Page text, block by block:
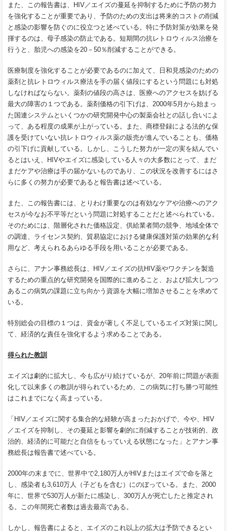
また、この報告書は、 HIV／エイズの蔓延を抑制するために予防の努力
を強化することが重要であり、予防のための支出は将来的コストの削減
と感染の影響を防ぐのに役立つと述べている。特に予防対策が効果を発
揮するのは、母子感染の防止である。短期間の抗レトロウィルス治療を
行うと、胎児への感染を20 － 50％削減することができる。
医療制度を強化することが必要であるのに加えて、日和見感染のための
薬剤と抗レトロウィルス療法を手の届く値段にするという問題にも対処
しなければならない。薬剤の値段の高さは、医療へのアクセスを妨げる
最大の障害の１つである。薬剤価格の引下げは、 2000年5月から始まっ
た国連システムといくつかの研究開発中心の製薬会社との話し合いによ
って、ある程度の成果が上がっている。また、商標登録による法的な保
護を受けていない抗レトロウィルス薬の販売が進んでいることも、価格
の引下げに貢献している。しかし、こうした努力が一定の実を結んでい
るとはいえ、
HIVやエイズに感染している人々の大多数にとって、まだ
まだケアや治療は手の届かないものであり、この状況を改善するにはさ
らに多くの努力が必要であると報告書は述べている。
また、この報告書には、とりわけ重要なのは有効なケアや治療へのアク
セスが今なお不平等だという問題に対処することだと述べられている。
そのためには、階層化された価格設定、供給業者間の競争、地域全体で
の調達、ライセンス契約、貿易協定における健康保護対策の効果的な利
用など、考えられるあらゆる手段を用いることが必要である。
さらに、アナン事務総長は、 HIV／エイズの抗HIV薬やワクチンを製造
するための重点的な研究開発を国際的に進めること、および拡大しつつ
あるこの病気の課題に立ち向かう資源を大幅に増加させることを求めて
いる。
特別総会の目標の１つは、資金が著しく不足しているエイズ対策に関し
て、経済的な責任を強化するよう求めることである。
得られた教訓
エイズは劇的に拡大し、今も広がり続けているが、 20年前に問題が表面
化して以来多くの教訓が得られているため、この病気に打ち勝つ可能性
はこれまでになく高まっている。
「 HIV／エイズに関する集合的な経験が高まったおかげで、今や、
HIV
／エイズを抑制し、その蔓延と影響を劇的に削減することが技術的、政
治的、経済的に可能だと自信をもっていえる状態になった」とアナン事
務総長は報告書で述べている。
2000年の末までに、世界中で2,180万人がHIVまたはエイズで命を落と
し、感染者も3,610万人（子どもを含む）にのぼっている。また、 2000
年に、世界で530万人が新たに感染し、 300万人が死亡したと推定され
る。この年間死亡者数は過去最高である。
しかし、報告書によると、エイズのこれ以上の拡大は予防できるとい